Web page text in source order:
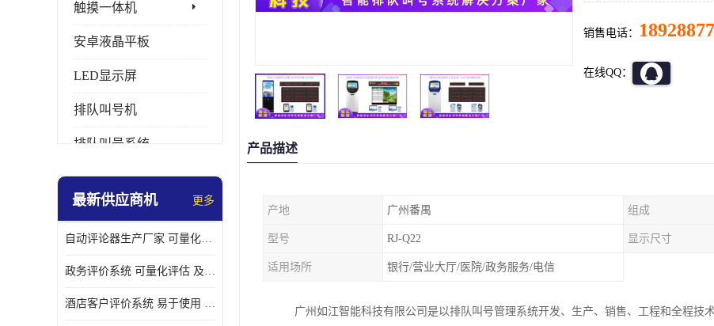
触摸一体机
安卓液晶平板
LED显示屏
排队叫号机
排队叫号系统
拼接屏
壁挂广告机
液晶广告机
最新供应商机 更多
自动评论器生产厂家 可量化评估 适用于多种应用场景
政务评价系统 可量化评估 及时提供反馈
酒店客户评价系统 易于使用 按键响应速度
销售电话：
在线QQ：
产品描述
产地 广州番禺 组成
型号 RJ-Q22 显示尺寸
适用场所 银行/营业大厅/医院/政务服务/电信
广州如江智能科技有限公司是以排队叫号管理系统开发、生产、销售、工程和全程技